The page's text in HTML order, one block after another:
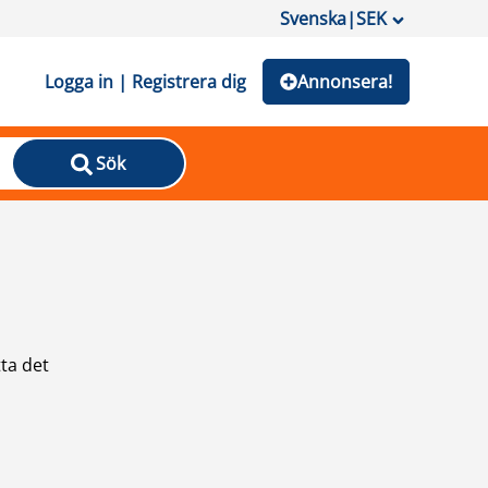
Svenska|SEK
Logga in | Registrera dig Annonsera!
Sök
det